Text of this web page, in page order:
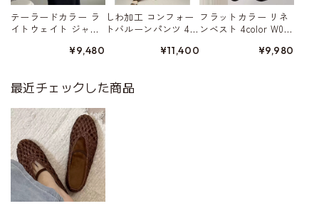
テーラードカラー ラ
イトウェイト ジャ
¥9,480
しわ加工 コンフォー
トバルーンパンツ 4c
¥11,400
フラットカラー リネ
ンベスト 4color W015
¥9,980
最近チェックした商品